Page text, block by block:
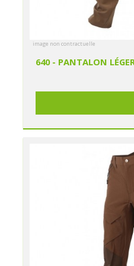
image non contractuelle
640 - PANTALON